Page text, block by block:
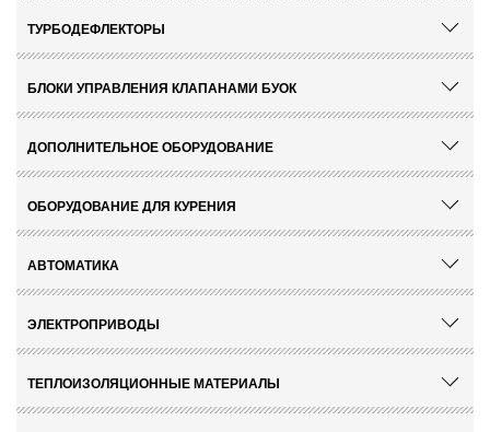
ТУРБОДЕФЛЕКТОРЫ
БЛОКИ УПРАВЛЕНИЯ КЛАПАНАМИ БУОК
ДОПОЛНИТЕЛЬНОЕ ОБОРУДОВАНИЕ
ОБОРУДОВАНИЕ ДЛЯ КУРЕНИЯ
АВТОМАТИКА
ЭЛЕКТРОПРИВОДЫ
ТЕПЛОИЗОЛЯЦИОННЫЕ МАТЕРИАЛЫ